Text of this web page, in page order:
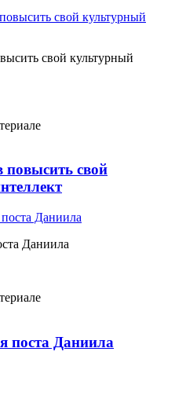
свой культурный
повысить свой
Даниила
поста Даниила